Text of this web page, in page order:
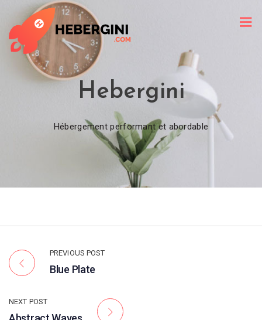
Hebergini
Hébergement performant et abordable
PREVIOUS POST
Blue Plate
NEXT POST